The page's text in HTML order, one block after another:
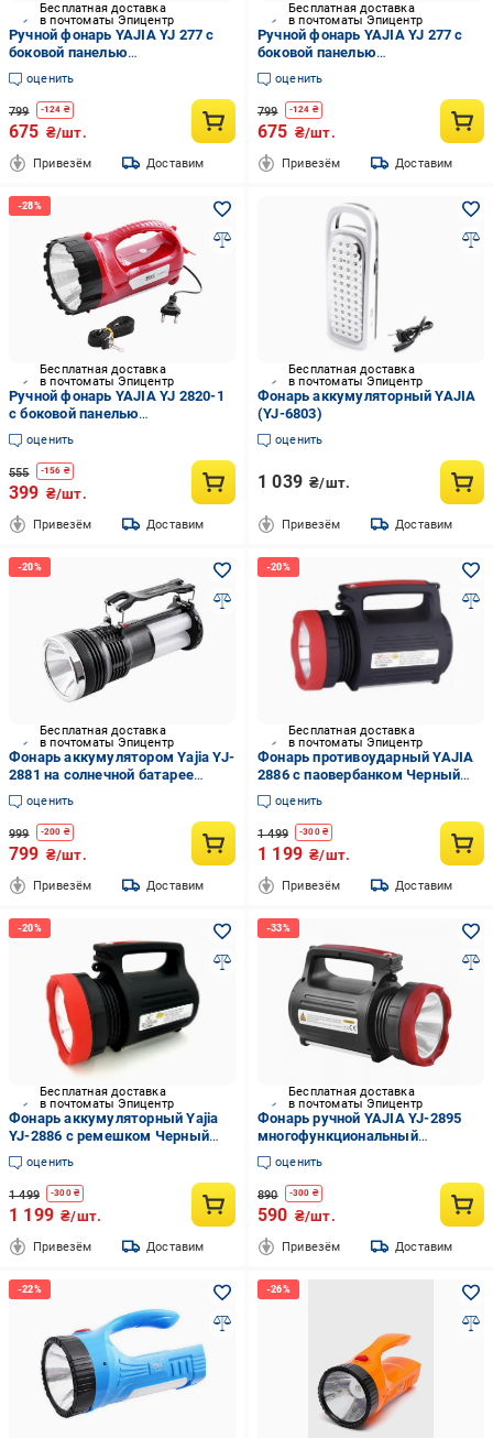
Бесплатная доставка
в почтоматы Эпицентр
Ручной фонарь YAJIA YJ 277 с
боковой панелью
аккумуляторный (13027509)
оценить
799 -124 ₴
675 ₴/шт.
Привезём Доставим
Бесплатная доставка
в почтоматы Эпицентр
Ручной фонарь YAJIA YJ 277 с
боковой панелью
аккумуляторный (13027513)
оценить
799 -124 ₴
675 ₴/шт.
Привезём Доставим
Бесплатная доставка
в почтоматы Эпицентр
Ручной фонарь YAJIA YJ 2820-1
с боковой панелью
аккумуляторный Красный
(13026931)
оценить
555 -156 ₴
399 ₴/шт.
Привезём Доставим
Бесплатная доставка
в почтоматы Эпицентр
Фонарь аккумуляторный YAJIA
(YJ-6803)
оценить
1 039 ₴/шт.
Привезём Доставим
Бесплатная доставка
в почтоматы Эпицентр
Фонарь аккумулятором Yajia YJ-
2881 на солнечной батарее
Черный (GR-04939)
оценить
999 -200 ₴
799 ₴/шт.
Привезём Доставим
Бесплатная доставка
в почтоматы Эпицентр
Фонарь противоударный YAJIA
2886 с паовербанком Черный
(GR-04925)
оценить
1 499 -300₴
1 199 ₴/шт.
Привезём Доставим
Бесплатная доставка
в почтоматы Эпицентр
Фонарь аккумуляторный Yajia
YJ-2886 с ремешком Черный
(GR-05349)
оценить
1 499 -300₴
1 199 ₴/шт.
Привезём Доставим
Бесплатная доставка
в почтоматы Эпицентр
Фонарь ручной YAJIA YJ-2895
многофункциональный
аккумуляторный и 3000 mAh
(13045388)
оценить
890 -300 ₴
590 ₴/шт.
Привезём Доставим